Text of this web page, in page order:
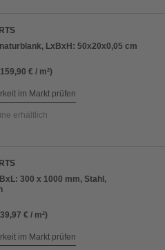
LxBxH: 50x20x0,05 cm
€ / m²)
im Markt prüfen
erhältlich
300 x 1000 mm, Stahl,
€ / m²)
im Markt prüfen